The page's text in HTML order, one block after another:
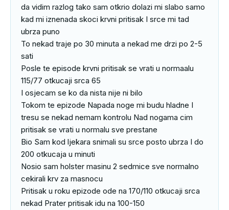
da vidim razlog tako sam otkrio dolazi mi slabo samo
kad mi iznenada skoci krvni pritisak I srce mi tad
ubrza puno
To nekad traje po 30 minuta a nekad me drzi po 2-5
sati
Posle te episode krvni pritisak se vrati u normaalu
115/77 otkucaji srca 65
I osjecam se ko da nista nije ni bilo
Tokom te epizode Napada noge mi budu hladne I
tresu se nekad nemam kontrolu Nad nogama cim
pritisak se vrati u normalu sve prestane
Bio Sam kod ljekara snimali su srce posto ubrza I do
200 otkucaja u minuti
Nosio sam holster masinu 2 sedmice sve normalno
cekirali krv za masnocu
Pritisak u roku epizode ode na 170/110 otkucaji srca
nekad Prater pritisak idu na 100-150